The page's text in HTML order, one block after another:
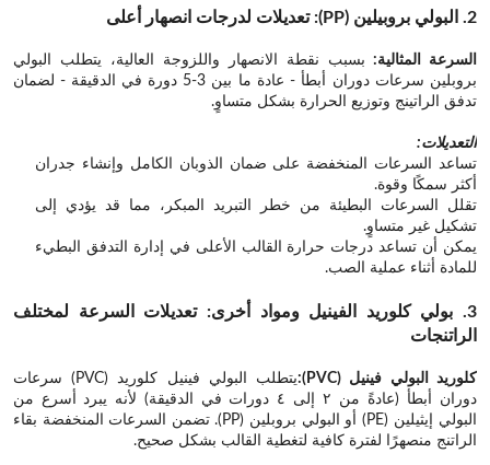
2. البولي بروبيلين (PP): تعديلات لدرجات انصهار أعلى
السرعة المثالية: بسبب نقطة الانصهار واللزوجة العالية، يتطلب البولي
بروبلين سرعات دوران أبطأ - عادة ما بين 3-5 دورة في الدقيقة - لضمان
تدفق الراتينج وتوزيع الحرارة بشكل متساوٍ.
التعديلات:
تساعد السرعات المنخفضة على ضمان الذوبان الكامل وإنشاء جدران
أكثر سمكًا وقوة.
تقلل السرعات البطيئة من خطر التبريد المبكر، مما قد يؤدي إلى
تشكيل غير متساوٍ.
يمكن أن تساعد درجات حرارة القالب الأعلى في إدارة التدفق البطيء
للمادة أثناء عملية الصب.
3. بولي كلوريد الفينيل ومواد أخرى: تعديلات السرعة لمختلف
الراتنجات
كلوريد البولي فينيل (PVC):
يتطلب البولي فينيل كلوريد (PVC) سرعات
دوران أبطأ (عادةً من ٢ إلى ٤ دورات في الدقيقة) لأنه يبرد أسرع من
البولي إيثيلين (PE) أو البولي بروبلين (PP). تضمن السرعات المنخفضة بقاء
الراتنج منصهرًا لفترة كافية لتغطية القالب بشكل صحيح.